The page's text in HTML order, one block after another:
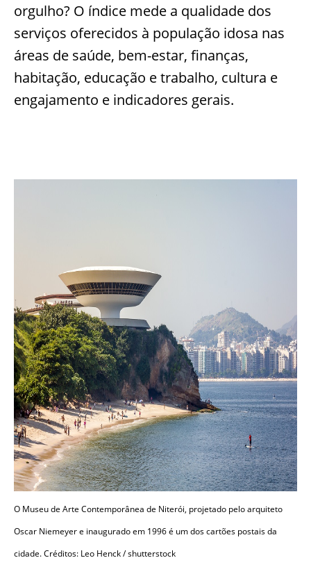
orgulho? O índice mede a qualidade dos
serviços oferecidos à população idosa nas
áreas de saúde, bem-estar, finanças,
habitação, educação e trabalho, cultura e
engajamento e indicadores gerais.
O Museu de Arte Contemporânea de Niterói, projetado pelo arquiteto
Oscar Niemeyer e inaugurado em 1996 é um dos cartões postais da
cidade. Créditos: Leo Henck / shutterstock